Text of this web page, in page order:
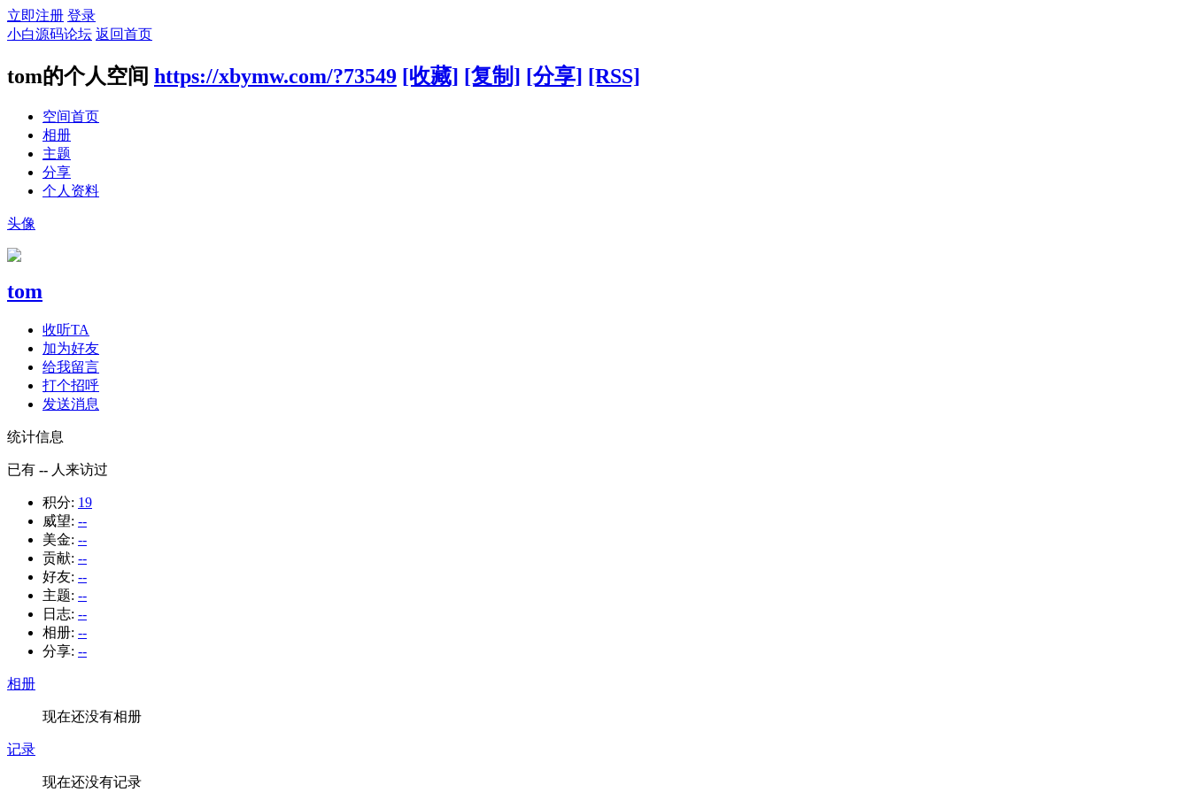
立即注册 登录
小白源码论坛 返回首页
tom的个人空间 https://xbymw.com/?73549 [收藏] [复制] [分享] [RSS]
空间首页
相册
主题
分享
个人资料
头像
tom
收听TA
加为好友
给我留言
打个招呼
发送消息
统计信息
已有 -- 人来访过
积分: 19
威望: --
美金: --
贡献: --
好友: --
主题: --
日志: --
相册: --
分享: --
相册
现在还没有相册
记录
现在还没有记录